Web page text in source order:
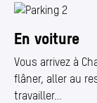
En voiture
Vous arrivez à
flâner, aller au
travailler…